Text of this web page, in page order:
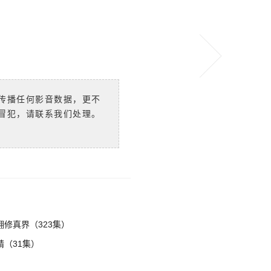
播任何影音数据，更不
，请联系我们处理。
真界（323集）
31集）